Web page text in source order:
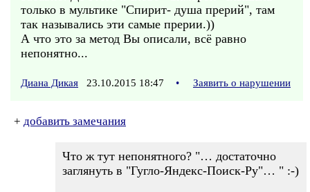
только в мультике "Спирит- душа прерий", там
так назывались эти самые прерии.))
А что это за метод Вы описали, всё равно
непонятно...
Диана Дикая 23.10.2015 18:47 • Заявить о нарушении
+ добавить замечания
Что ж тут непонятного? "… достаточно
заглянуть в "Гугло-Яндекс-Поиск-Ру"… " :-)